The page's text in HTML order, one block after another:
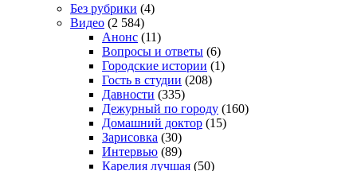
Без рубрики (4)
Видео (2 584)
Анонс (11)
Вопросы и ответы (6)
Городские истории (1)
Гость в студии (208)
Давности (335)
Дежурный по городу (160)
Домашний доктор (15)
Зарисовка (30)
Интервью (89)
Карелия лучшая (50)